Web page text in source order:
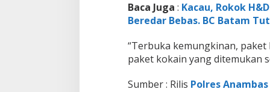
Baca Juga : Kacau, Rokok
Beredar Bebas. BC Batam
“Terbuka kemungkinan,
paket kokain yang ditemukan
Sumber : Rilis Polres Anambas